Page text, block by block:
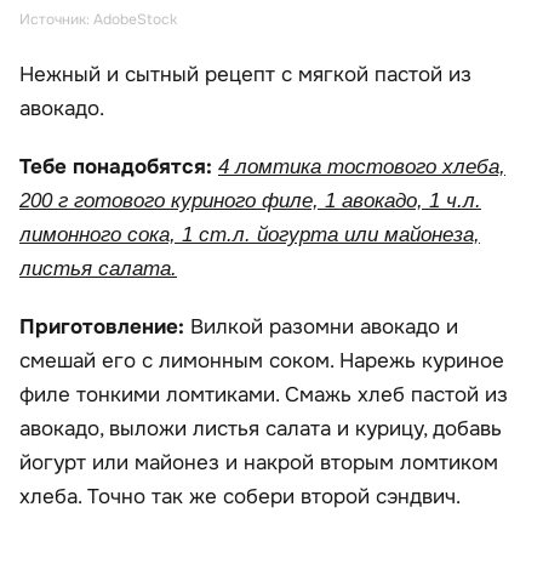
Источник: AdobeStock
Нежный и сытный рецепт с мягкой пастой из
авокадо.
Тебе понадобятся: 4 ломтика тостового хлеба,
200 г готового куриного филе, 1 авокадо, 1 ч.л.
лимонного сока, 1 ст.л. йогурта или майонеза,
листья салата.
Приготовление: Вилкой разомни авокадо и
смешай его с лимонным соком. Нарежь куриное
филе тонкими ломтиками. Смажь хлеб пастой из
авокадо, выложи листья салата и курицу, добавь
йогурт или майонез и накрой вторым ломтиком
хлеба. Точно так же собери второй сэндвич.